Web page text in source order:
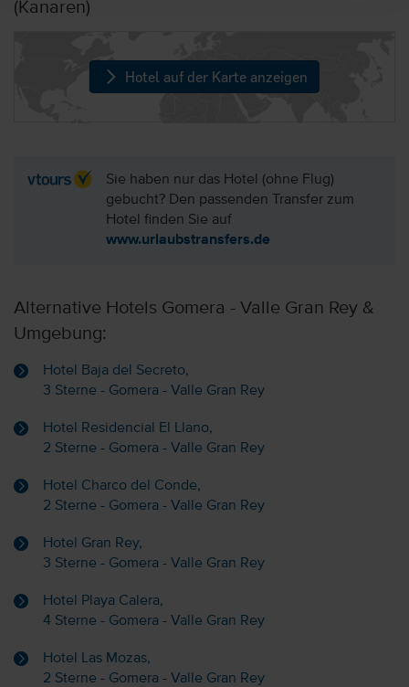
(Kanaren)
Hotel auf der Karte anzeigen
Sie haben nur das Hotel (ohne Flug)
gebucht? Den passenden Transfer zum
Hotel finden Sie auf
www.urlaubstransfers.de
Alternative Hotels Gomera - Valle Gran Rey &
Umgebung:
Hotel Baja del Secreto,
3 Sterne - Gomera - Valle Gran Rey
Hotel Residencial El Llano,
2 Sterne - Gomera - Valle Gran Rey
Hotel Charco del Conde,
2 Sterne - Gomera - Valle Gran Rey
Hotel Gran Rey,
3 Sterne - Gomera - Valle Gran Rey
Hotel Playa Calera,
4 Sterne - Gomera - Valle Gran Rey
Hotel Las Mozas,
2 Sterne - Gomera - Valle Gran Rey